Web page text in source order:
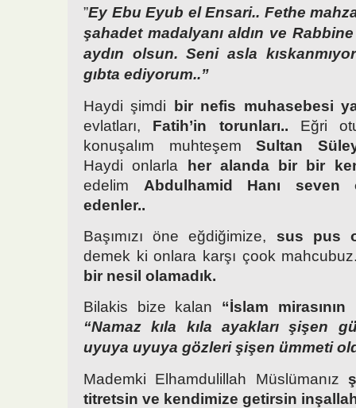
”Ey Ebu Eyub el Ensari.. Fethe
şahadet madalyanı aldın ve
aydın olsun. Seni asla
gıbta ediyorum..”
Haydi şimdi
bir nefis muhasebesi
evlatları, Fatih’in torunları.. Eğri
konuşalım muhteşem Sultan
Haydi onlarla
her alanda bir bir
edelim Abdulhamid Hanı seven
edenler..
Başımızı öne eğdiğimize, sus pus
demek ki onlara karşı çook
bir nesil olamadık.
Bilakis bize kalan “İslam
“Namaz kıla kıla ayakları şişen
uyuya uyuya gözleri şişen ümmeti
Mademki Elhamdulillah Müslümanız
titretsin ve kendimize getirsin